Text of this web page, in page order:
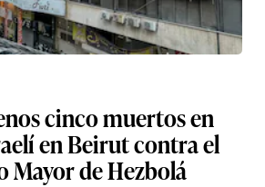
cinco muertos en
en Beirut contra el
Mayor de Hezbolá